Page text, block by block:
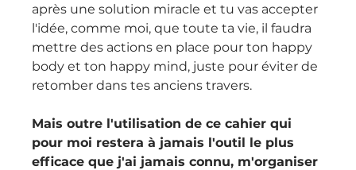
après une solution miracle et tu vas accepter
l'idée, comme moi, que toute ta vie, il faudra
mettre des actions en place pour ton happy
body et ton happy mind, juste pour éviter de
retomber dans tes anciens travers.
Mais outre l'utilisation de ce cahier qui
pour moi restera à jamais l'outil le plus
efficace que j'ai jamais connu, m'organiser